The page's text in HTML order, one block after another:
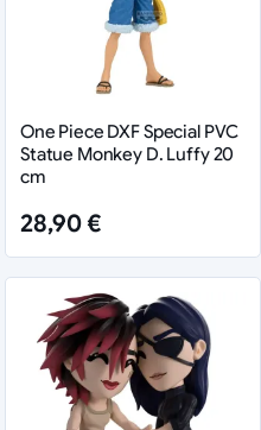
One Piece DXF Special PVC
Statue Monkey D. Luffy 20
cm
28,90 €